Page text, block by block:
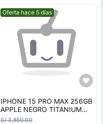
Mejor precio.
Oferta hace 5 días
IPHONE 15 PRO MAX 256GB
APPLE NEGRO TITANIUM
REACONDICIONADO
S/ 3,859.00